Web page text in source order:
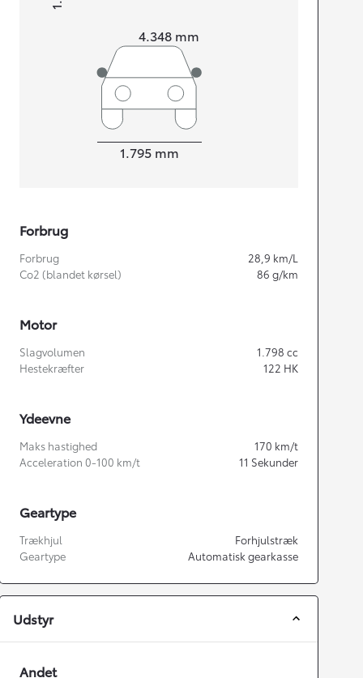
4.348 mm
1.795 mm
Forbrug
Forbrug 28,9 km/L
Co2 (blandet kørsel)
86 g/km
Motor
Slagvolumen 1.798 cc
Hestekræfter
122 HK
Ydeevne
Maks hastighed 170 km/t
Acceleration 0-100 km/t
11 Sekunder
Geartype
Trækhjul
Forhjulstræk
Geartype
Automatisk gearkasse
Udstyr
Andet